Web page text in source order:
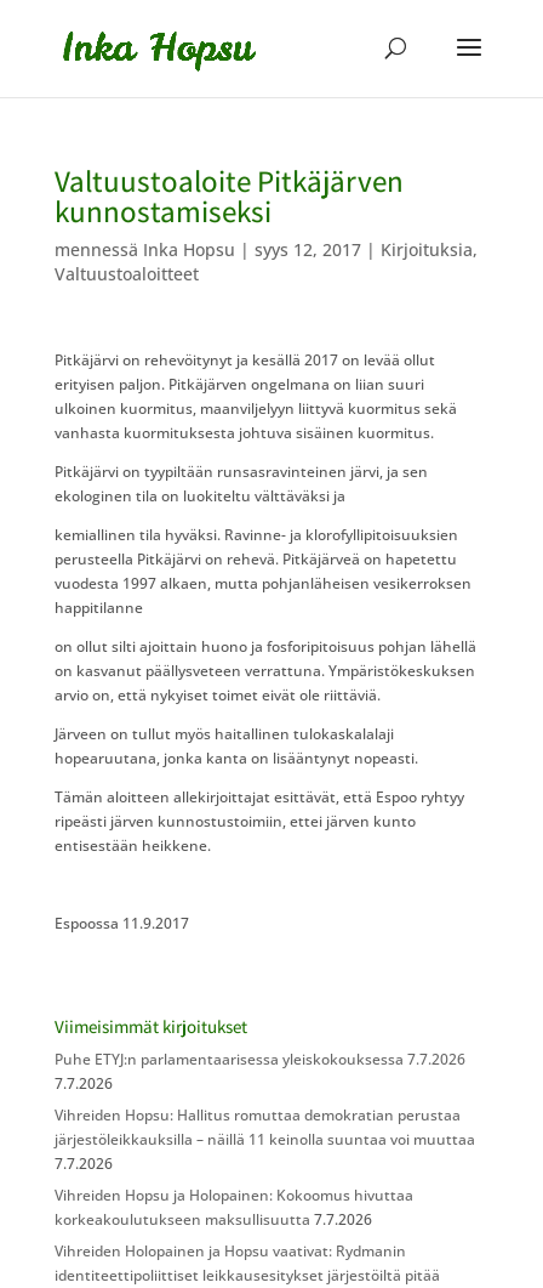
Valtuustoaloite Pitkäjärven
kunnostamiseksi
mennessä Inka Hopsu | syys 12, 2017| Kirjoituksia,
Valtuustoaloitteet
Pitkäjärvi on rehevöitynyt ja kesällä 2017 on levää ollut
erityisen paljon. Pitkäjärven ongelmana on liian suuri
ulkoinen kuormitus, maanviljelyyn liittyvä kuormitus sekä
vanhasta kuormituksesta johtuva sisäinen kuormitus.
Pitkäjärvi on tyypiltään runsasravinteinen järvi, ja sen
ekologinen tila on luokiteltu välttäväksi ja
kemiallinen tila hyväksi. Ravinne- ja klorofyllipitoisuuksien
perusteella Pitkäjärvi on rehevä. Pitkäjärveä on hapetettu
vuodesta 1997 alkaen, mutta pohjanläheisen vesikerroksen
happitilanne
on ollut silti ajoittain huono ja fosforipitoisuus pohjan lähellä
on kasvanut päällysveteen verrattuna. Ympäristökeskuksen
arvio on, että nykyiset toimet eivät ole riittäviä.
Järveen on tullut myös haitallinen tulokaskalalaji
hopearuutana, jonka kanta on lisääntynyt nopeasti.
Tämän aloitteen allekirjoittajat esittävät, että Espoo ryhtyy
ripeästi järven kunnostustoimiin, ettei järven kunto
entisestään heikkene.
Espoossa 11.9.2017
Viimeisimmät kirjoitukset
Puhe ETYJ:n parlamentaarisessa yleiskokouksessa 7.7.2026
7.7.2026
Vihreiden Hopsu: Hallitus romuttaa demokratian perustaa
järjestöleikkauksilla – näillä 11 keinolla suuntaa voi muuttaa
7.7.2026
Vihreiden Hopsu ja Holopainen: Kokoomus hivuttaa
korkeakoulutukseen maksullisuutta 7.7.2026
Vihreiden Holopainen ja Hopsu vaativat: Rydmanin
identiteettipoliittiset leikkausesitykset järjestöiltä pitää